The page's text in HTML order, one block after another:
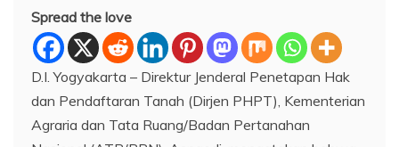
Spread the love
D.I. Yogyakarta – Direktur Jenderal Penetapan Hak
dan Pendaftaran Tanah (Dirjen PHPT), Kementerian
Agraria dan Tata Ruang/Badan Pertanahan